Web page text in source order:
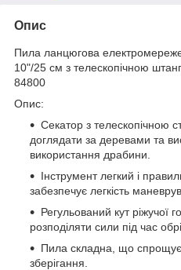
Опис
Пила ланцюгова
10"/25 см з телескопічною
84800
Опис:
Секатор з телескопічною
доглядати за деревами та
використання драбини.
Інструмент легкий і
забезпечує легкість
Регульований кут ріжучої
розподіляти сили під час
Пила складна, що спрощує
зберігання.